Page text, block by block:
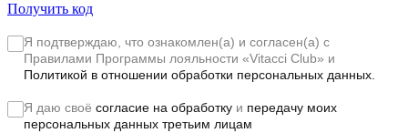
Получить код
Я подтверждаю, что ознакомлен(а) и согласен(а) с
Правилами Программы лояльности «Vitacci Club» и
Политикой в отношении обработки персональных данных.
Я даю своё согласие на обработку и передачу моих
персональных данных третьим лицам